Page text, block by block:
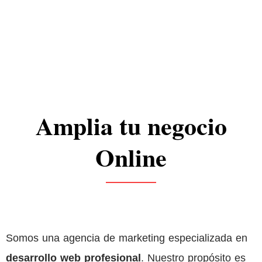
Amplia tu negocio
Online
Somos una agencia de marketing especializada en
desarrollo web profesional . Nuestro propósito es